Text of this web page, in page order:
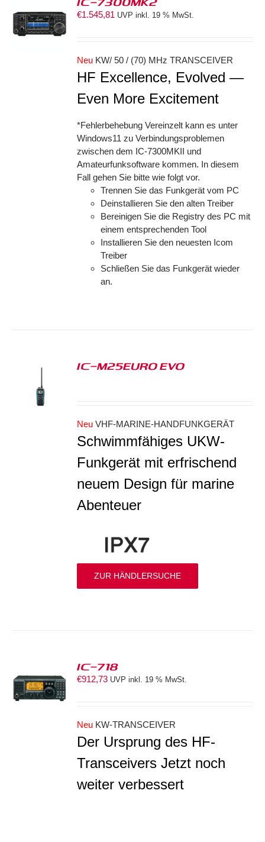
€1.545,81 UVP inkl. 19 % MwSt.
Neu KW/ 50 / (70) MHz TRANSCEIVER
HF Excellence, Evolved —
Even More Excitement
*Fehlerbehebung Vereinzelt kann es unter
Windows11 zu Verbindungsproblemen
zwischen dem IC-7300MKII und
Amateurfunksoftware kommen. In diesem
Fall gehen Sie bitte wie folgt vor.
Trennen Sie das Funkgerät vom PC
Deinstallieren Sie den alten Treiber
Bereinigen Sie die Registry des PC mit
einem entsprechenden Tool
Installieren Sie den neuesten Icom
Treiber
Schließen Sie das Funkgerät wieder
an.
IC-M25EURO EVO
Neu VHF-MARINE-HANDFUNKGERÄT
Schwimmfähiges UKW-
Funkgerät mit erfrischend
neuem Design für marine
Abenteuer
ZUR HÄNDLERSUCHE
IC-718
€912,73 UVP inkl. 19 % MwSt.
Neu KW-TRANSCEIVER
Der Ursprung des HF-
Transceivers Jetzt noch
weiter verbessert